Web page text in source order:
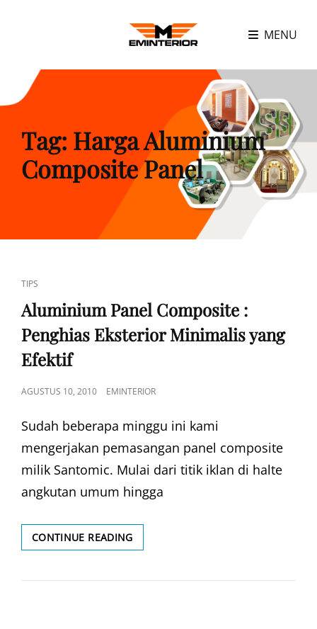
MENU
Tag: Harga Aluminium
Composite Panel
CAT
LINKS
TIPS
Aluminium Panel Composite :
Penghias Eksterior Minimalis yang
Efektif
POSTED
AGUSTUS 10, 2010 EMINTERIOR
Sudah beberapa minggu ini kami
mengerjakan pemasangan panel composite
milik Santomic. Mulai dari titik iklan di halte
angkutan umum hingga
CONTINUE READINGALUMINIUM
PANEL
: